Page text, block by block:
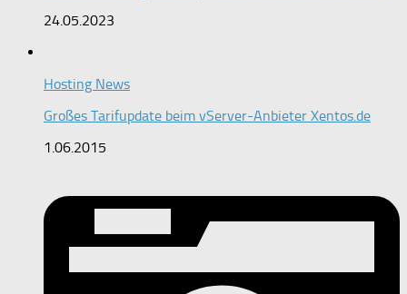
24.05.2023
Hosting News
Großes Tarifupdate beim vServer-Anbieter Xentos.de
1.06.2015